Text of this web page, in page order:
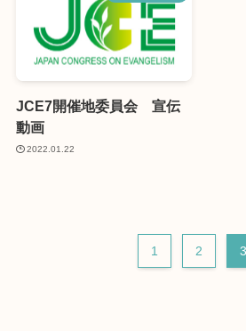
JCE7開催地委員会 宣伝
動画
2022.01.22
1 2 3